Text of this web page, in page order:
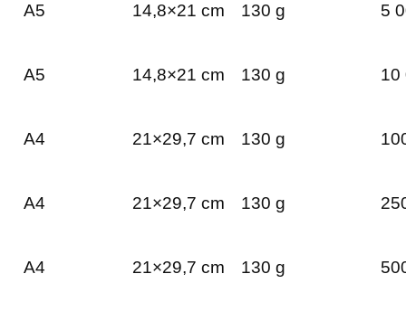
A5 14,8×21 cm 130 g 5
A5 14,8×21 cm 130 g 10
A4 21×29,7 cm 130 g
A4 21×29,7 cm 130 g
A4 21×29,7 cm 130 g